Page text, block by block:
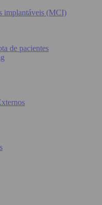
implantáveis (MCI)
de pacientes